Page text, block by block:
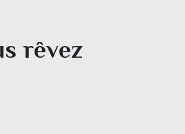
rêvez